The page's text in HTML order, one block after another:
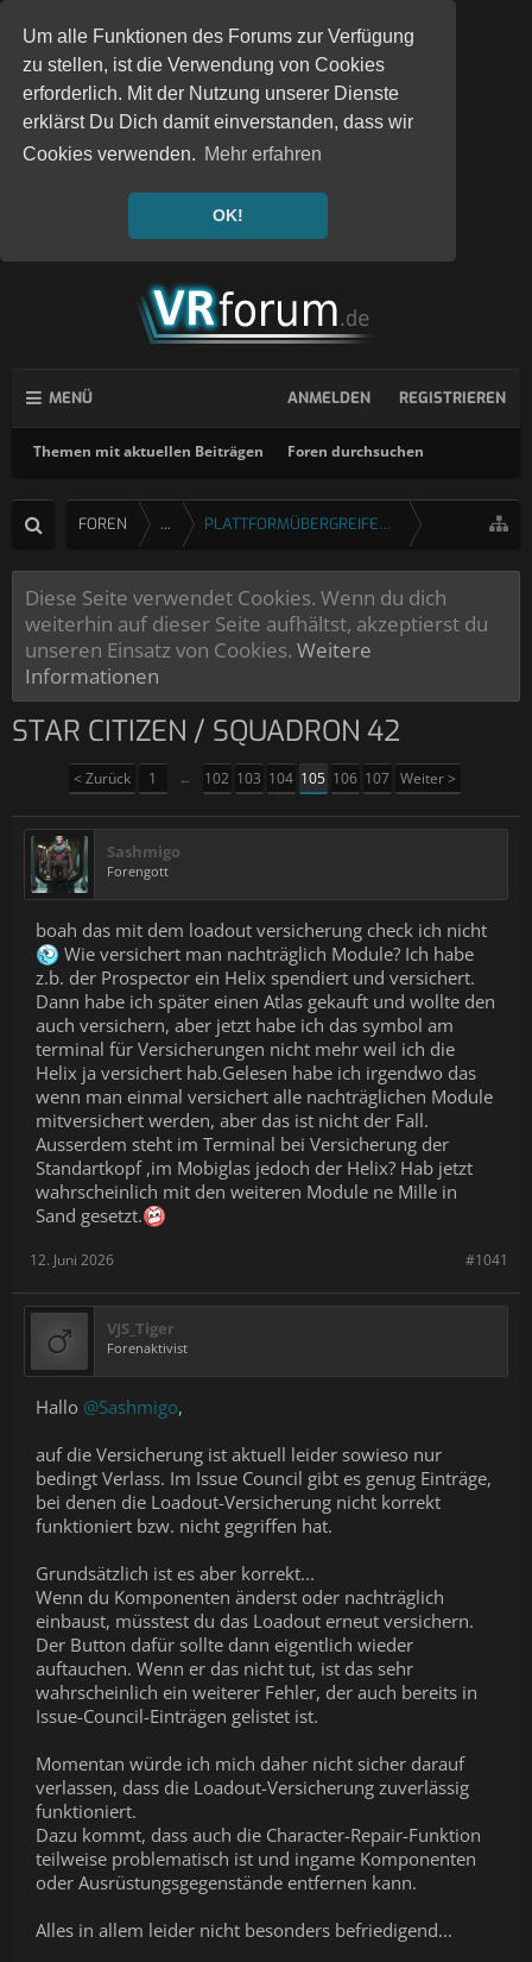
Um alle Funktionen des Forums zur Verfügung
zu stellen, ist die Verwendung von Cookies
erforderlich. Mit der Nutzung unserer Dienste
erklärst Du Dich damit einverstanden, dass wir
Cookies verwenden. Mehr erfahren
OK!
MENÜ
Themen mit aktuellen Beiträgen Foren durchsuchen
ANMELDEN REGISTRIEREN
FOREN ... PLATTFORMÜBERGREIFENDE SPIELE
Diese Seite verwendet Cookies. Wenn du dich
weiterhin auf dieser Seite aufhältst, akzeptierst du
unseren Einsatz von Cookies. Weitere
Informationen
STAR CITIZEN / SQUADRON 42
< Zurück 1 ← 102 103 104 105 106 107 Weiter >
Sashmigo
Forengott
boah das mit dem loadout versicherung check ich nicht
Wie versichert man nachträglich Module? Ich habe
z.b. der Prospector ein Helix spendiert und versichert.
Dann habe ich später einen Atlas gekauft und wollte den
auch versichern, aber jetzt habe ich das symbol am
terminal für Versicherungen nicht mehr weil ich die
Helix ja versichert hab.Gelesen habe ich irgendwo das
wenn man einmal versichert alle nachträglichen Module
mitversichert werden, aber das ist nicht der Fall.
Ausserdem steht im Terminal bei Versicherung der
Standartkopf ,im Mobiglas jedoch der Helix? Hab jetzt
wahrscheinlich mit den weiteren Module ne Mille in
Sand gesetzt.
#1041
12. Juni 2026
VJS_Tiger
Forenaktivist
Hallo @Sashmigo,
auf die Versicherung ist aktuell leider sowieso nur
bedingt Verlass. Im Issue Council gibt es genug Einträge,
bei denen die Loadout-Versicherung nicht korrekt
funktioniert bzw. nicht gegriffen hat.
Grundsätzlich ist es aber korrekt...
Wenn du Komponenten änderst oder nachträglich
einbaust, müsstest du das Loadout erneut versichern.
Der Button dafür sollte dann eigentlich wieder
auftauchen. Wenn er das nicht tut, ist das sehr
wahrscheinlich ein weiterer Fehler, der auch bereits in
Issue-Council-Einträgen gelistet ist.
Momentan würde ich mich daher nicht sicher darauf
verlassen, dass die Loadout-Versicherung zuverlässig
funktioniert.
Dazu kommt, dass auch die Character-Repair-Funktion
teilweise problematisch ist und ingame Komponenten
oder Ausrüstungsgegenstände entfernen kann.
Alles in allem leider nicht besonders befriedigend...